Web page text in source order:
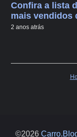
Confira a lista
mais vendidos
2 anos atrás
©2026